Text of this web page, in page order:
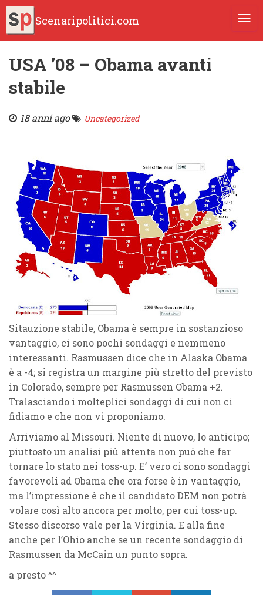
Scenaripolitici.com
USA ’08 – Obama avanti
stabile
18 anni ago Uncategorized
Sitauzione stabile, Obama è sempre in sostanzioso
vantaggio, ci sono pochi sondaggi e nemmeno
interessanti. Rasmussen dice che in Alaska Obama
è a -4; si registra un margine più stretto del previsto
in Colorado, sempre per Rasmussen Obama +2.
Tralasciando i molteplici sondaggi di cui non ci
fidiamo e che non vi proponiamo.
Arriviamo al Missouri. Niente di nuovo, lo anticipo;
piuttosto un analisi più attenta non può che far
tornare lo stato nei toss-up. E’ vero ci sono sondaggi
favorevoli ad Obama che ora forse è in vantaggio,
ma l’impressione è che il candidato DEM non potrà
volare così alto ancora per molto, per cui toss-up.
Stesso discorso vale per la Virginia. E alla fine
anche per l’Ohio anche se un recente sondaggio di
Rasmussen da McCain un punto sopra.
a presto ^^